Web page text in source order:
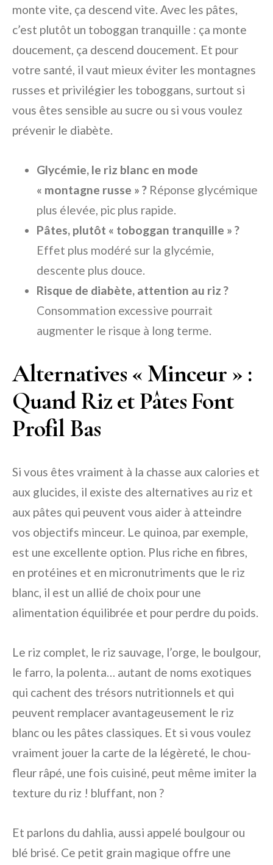
monte vite, ça descend vite. Avec les pâtes,
c’est plutôt un toboggan tranquille : ça monte
doucement, ça descend doucement. Et pour
votre santé, il vaut mieux éviter les montagnes
russes et privilégier les toboggans, surtout si
vous êtes sensible au sucre ou si vous voulez
prévenir le diabète.
Glycémie, le riz blanc en mode
« montagne russe » ? Réponse glycémique
plus élevée, pic plus rapide.
Pâtes, plutôt « toboggan tranquille » ?
Effet plus modéré sur la glycémie,
descente plus douce.
Risque de diabète, attention au riz ?
Consommation excessive pourrait
augmenter le risque à long terme.
Alternatives « Minceur » :
Quand Riz et Pâtes Font
Profil Bas
Si vous êtes vraiment à la chasse aux calories et
aux glucides, il existe des alternatives au riz et
aux pâtes qui peuvent vous aider à atteindre
vos objectifs minceur. Le quinoa, par exemple,
est une excellente option. Plus riche en fibres,
en protéines et en micronutriments que le riz
blanc, il est un allié de choix pour une
alimentation équilibrée et pour perdre du poids.
Le riz complet, le riz sauvage, l’orge, le boulgour,
le farro, la polenta… autant de noms exotiques
qui cachent des trésors nutritionnels et qui
peuvent remplacer avantageusement le riz
blanc ou les pâtes classiques. Et si vous voulez
vraiment jouer la carte de la légèreté, le chou-
fleur râpé, une fois cuisiné, peut même imiter la
texture du riz ! bluffant, non ?
Et parlons du dahlia, aussi appelé boulgour ou
blé brisé. Ce petit grain magique offre une